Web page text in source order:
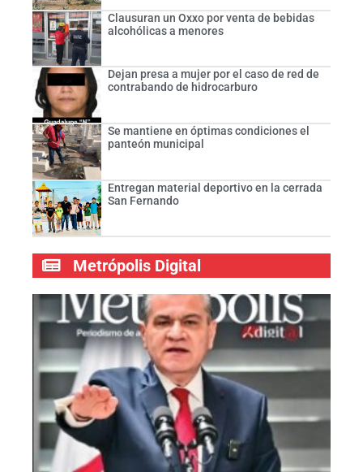
Clausuran un Oxxo por venta de bebidas
alcohólicas a menores
Dejan presa a mujer por el caso de red de
contrabando de hidrocarburo
Se mantiene en óptimas condiciones el
panteón municipal
Entregan material deportivo en la cerrada
San Fernando
Metrópolis Digital